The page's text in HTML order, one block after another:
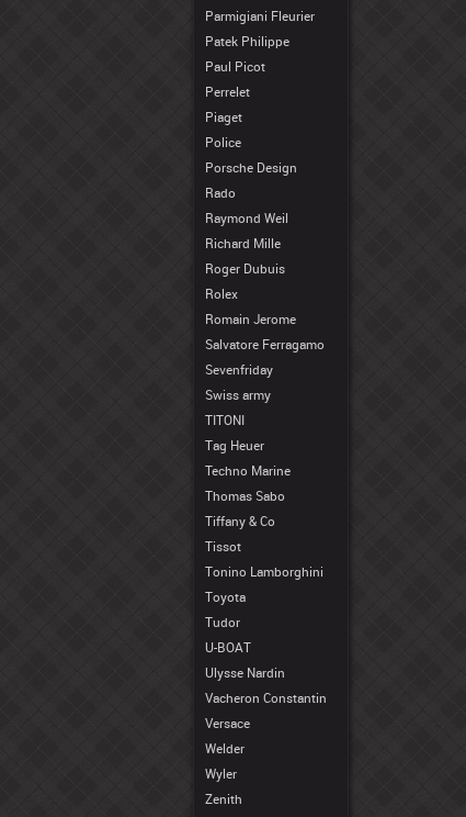
Parmigiani Fleurier
Patek Philippe
Paul Picot
Perrelet
Piaget
Police
Porsche Design
Rado
Raymond Weil
Richard Mille
Roger Dubuis
Rolex
Romain Jerome
Salvatore Ferragamo
Sevenfriday
Swiss army
TITONI
Tag Heuer
Techno Marine
Thomas Sabo
Tiffany & Co
Tissot
Tonino Lamborghini
Toyota
Tudor
U-BOAT
Ulysse Nardin
Vacheron Constantin
Versace
Welder
Wyler
Zenith